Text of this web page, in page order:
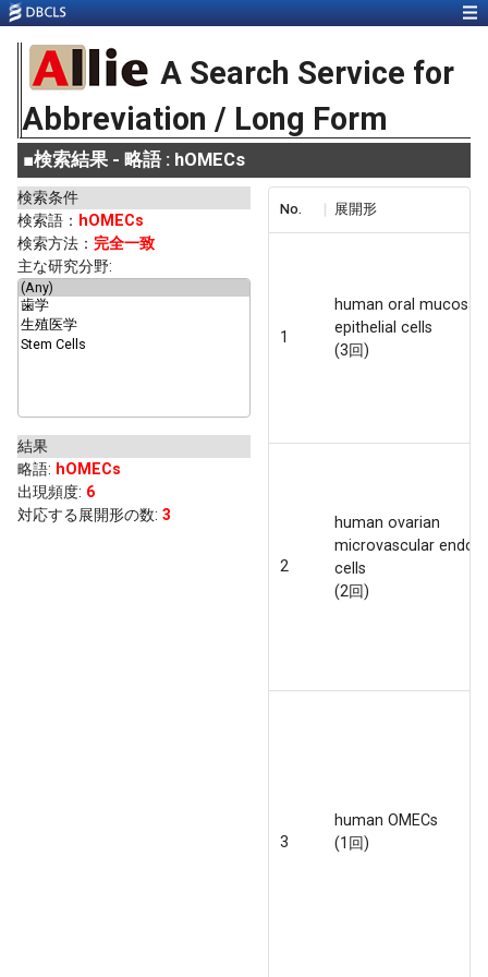
A Search Service for
Abbreviation / Long Form
■検索結果 - 略語 : hOMECs
検索条件
検索語： hOMECs
検索方法： 完全一致
主な研究分野:
結果
略語: hOMECs
出現頻度: 6
対応する展開形の数: 3
No. 展開形
1
human oral mucosal
epithelial cells
(3回)
2
human ovarian
microvascular
cells
(2回)
3
human OMECs
(1回)